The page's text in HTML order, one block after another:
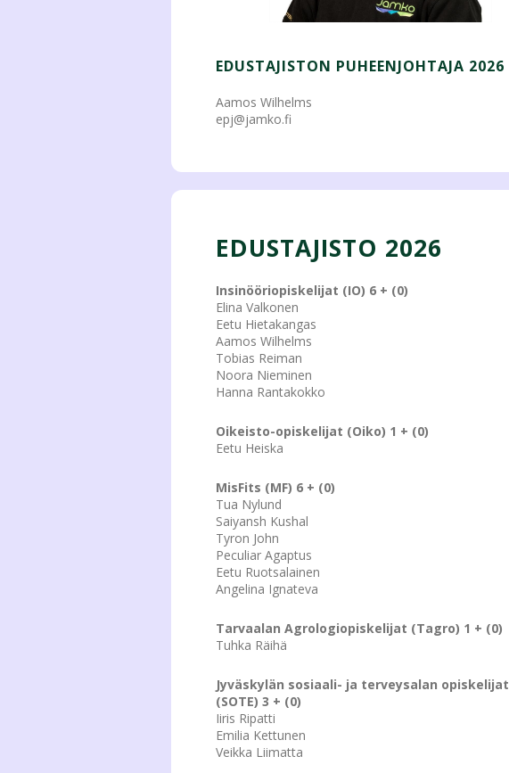
EDUSTAJISTON PUHEENJOHTAJA 2026
Aamos Wilhelms
epj@jamko.fi
EDUSTAJISTO 2026
Insinööriopiskelijat (IO) 6 + (0)
Elina Valkonen
Eetu Hietakangas
Aamos Wilhelms
Tobias Reiman
Noora Nieminen
Hanna Rantakokko
Oikeisto-opiskelijat (Oiko) 1 + (0)
Eetu Heiska
MisFits (MF) 6 + (0)
Tua Nylund
Saiyansh Kushal
Tyron John
Peculiar Agaptus
Eetu Ruotsalainen
Angelina Ignateva
Tarvaalan Agrologiopiskelijat (Tagro) 1 + (0)
Tuhka Räihä
Jyväskylän sosiaali- ja terveysalan opiskelijat
(SOTE) 3 + (0)
Iiris Ripatti
Emilia Kettunen
Veikka Liimatta